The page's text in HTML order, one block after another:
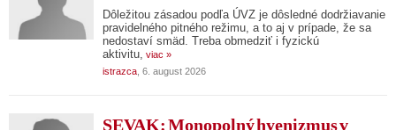
Dôležitou zásadou podľa ÚVZ je dôsledné dodržiavanie
pravidelného pitného režimu, a to aj v prípade, že sa
nedostaví smäd. Treba obmedziť i fyzickú
aktivitu, viac »
istrazca , 6. august 2026
SEVAK: Monopolný hyenizmus v